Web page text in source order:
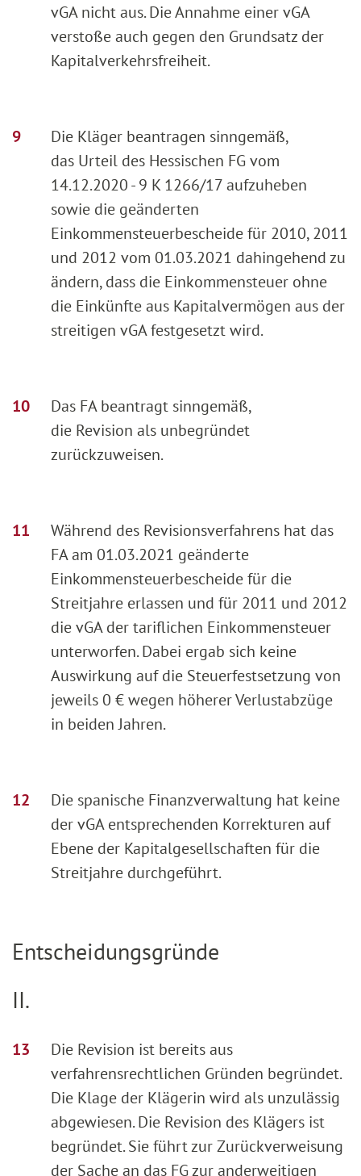
vGA nicht aus. Die Annahme einer vGA
verstoße auch gegen den Grundsatz der
Kapitalverkehrsfreiheit.
Die Kläger beantragen sinngemäß,
das Urteil des Hessischen FG vom
14.12.2020 - 9 K 1266/17 aufzuheben
sowie die geänderten
Einkommensteuerbescheide für 2010, 2011
und 2012 vom 01.03.2021 dahingehend zu
ändern, dass die Einkommensteuer ohne
die Einkünfte aus Kapitalvermögen aus der
streitigen vGA festgesetzt wird.
Das FA beantragt sinngemäß,
die Revision als unbegründet
zurückzuweisen.
Während des Revisionsverfahrens hat das
FA am 01.03.2021 geänderte
Einkommensteuerbescheide für die
Streitjahre erlassen und für 2011 und 2012
die vGA der tariflichen Einkommensteuer
unterworfen. Dabei ergab sich keine
Auswirkung auf die Steuerfestsetzung von
jeweils 0 € wegen höherer Verlustabzüge
in beiden Jahren.
Die spanische Finanzverwaltung hat keine
der vGA entsprechenden Korrekturen auf
Ebene der Kapitalgesellschaften für die
Streitjahre durchgeführt.
Entscheidungsgründe
II.
Die Revision ist bereits aus
verfahrensrechtlichen Gründen begründet.
Die Klage der Klägerin wird als unzulässig
abgewiesen. Die Revision des Klägers ist
begründet. Sie führt zur Zurückverweisung
der Sache an das FG zur anderweitigen